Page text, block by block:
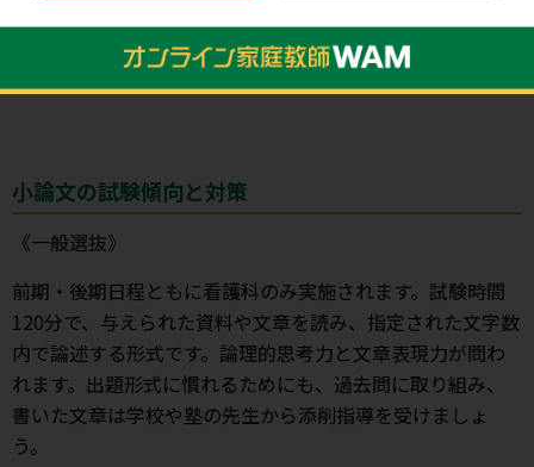
できるだけ多くの知識を定着させ、応用問題にも取り組み
小論文の試験傾向と対策
《一般選抜》
前期・後期日程ともに看護科のみ実施されます。試験時間
120分で、与えられた資料や文章を読み、指定された文字数
内で論述する形式です。論理的思考力と文章表現力が問わ
れます。出題形式に慣れるためにも、過去問に取り組み、
書いた文章は学校や塾の先生から添削指導を受けましょ
う。